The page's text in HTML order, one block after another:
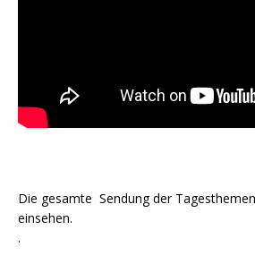
Die gesamte Sendung der
einsehen.
.